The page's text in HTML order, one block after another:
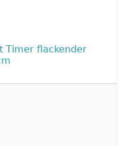
Timer flackender